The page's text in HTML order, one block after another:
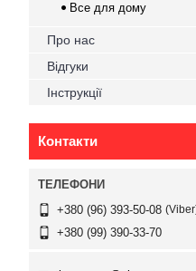
Все для дому
Про нас
Відгуки
Інструкції
Контакти
+380 (96) 393-50-08 Viber
+380 (99) 390-33-70